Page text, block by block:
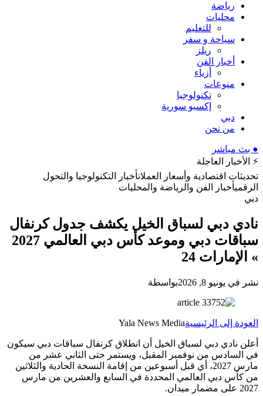
رياضة
محليات
للتعليم
سياحة و سفر
ريلز
أخبار الفن
أزياء
منوعات
تكنولوجيا
إكسبو سورية
دبي
من نحن
● بث مباشر
⚡ الأخبار العاجلة
تحديثات اقتصادية وأسعار العملاتأخبار التكنولوجيا والتحول
الرقميأخبار الفن والرياضة والمحليات
دبي
نادي دبي لسباق الخيل يكشف جدول كرنفال
سباقات دبي وموعد كأس دبي العالمي 2027
» الإمارات 24
نشر في يونيو 8, 2026 بواسطة
العودة إلى الرئيسيةYala News Media
أعلن نادي دبي لسباق الخيل أن انطلاق كرنفال سباقات دبي سيكون
في السادس من نوفمبر المقبل، ويستمر حتى الثاني عشر من
مارس 2027، أي قبل أسبوعين من إقامة النسخة الحادية والثلاثين
من كأس دبي العالمي المحددة في السابع والعشرين من مارس
2027 على مضمار ميدان.